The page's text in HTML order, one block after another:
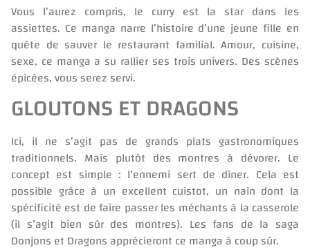
Vous l’aurez compris, le curry est la star dans les
assiettes. Ce manga narre l’histoire d’une jeune fille en
quête de sauver le restaurant familial. Amour, cuisine,
sexe, ce manga a su rallier ses trois univers. Des scènes
épicées, vous serez servi.
GLOUTONS ET DRAGONS
Ici, il ne s’agit pas de grands plats gastronomiques
traditionnels. Mais plutôt des montres à dévorer. Le
concept est simple : l’ennemi sert de dîner. Cela est
possible grâce à un excellent cuistot, un nain dont la
spécificité est de faire passer les méchants à la casserole
(il s’agit bien sûr des montres). Les fans de la saga
Donjons et Dragons apprécieront ce manga à coup sûr.